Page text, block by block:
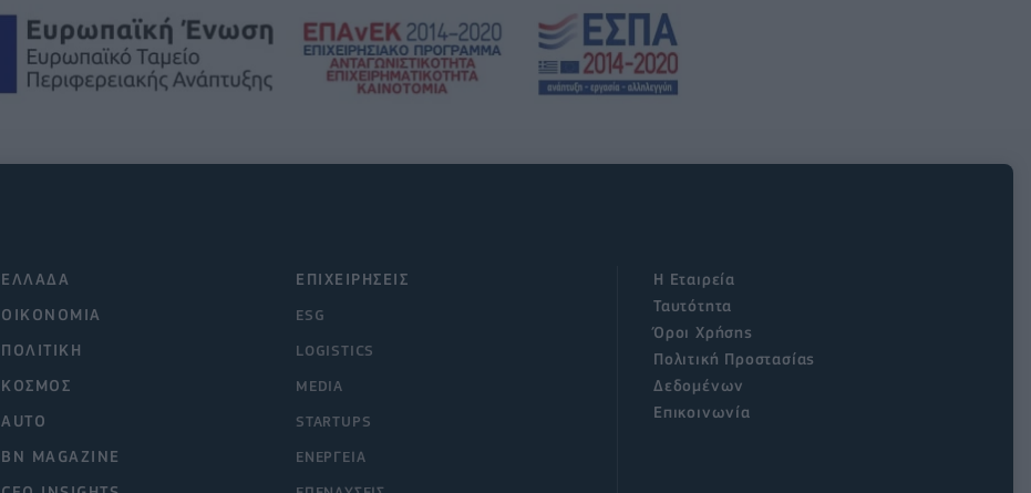
ΕΠΙΧΕΙΡΗΣΕΙΣ
ESG
LOGISTICS
MEDIA
STARTUPS
ΕΝΕΡΓΕΙΑ
ΕΛΛΑΔΑ
ΟΙΚΟΝΟΜΙΑ
ΠΟΛΙΤΙΚΗ
ΚΟΣΜΟΣ
AUTO
BN MAGAZINE
Η Εταιρεία
Ταυτότητα
Όροι Χρήσης
Πολιτική Προστασίας
Δεδομένων
Επικοινωνία